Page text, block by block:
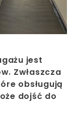
jest
Zwłaszcza
obsługują
dojść do